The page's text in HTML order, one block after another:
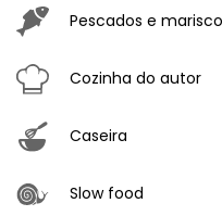
Pescados e
Cozinha do autor
Caseira
Slow food